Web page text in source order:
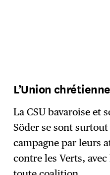
L’Union
La CSU bavaroise et
Söder se sont
campagne par leurs
contre les Verts,